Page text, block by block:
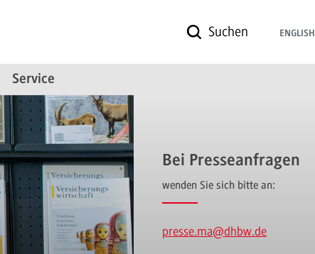
Suchen ENGLISH
Service
Bei Presseanfragen
wenden Sie sich bitte an:
presse.ma@dhbw.de